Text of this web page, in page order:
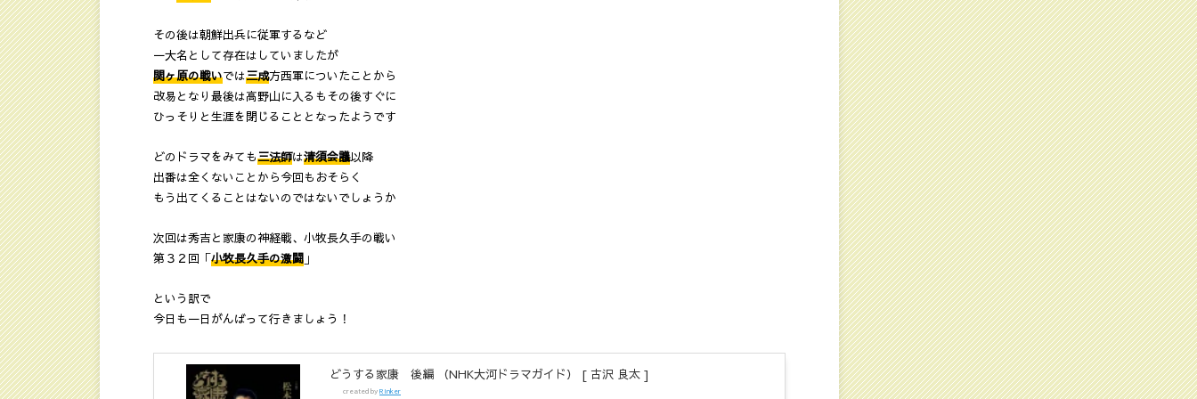
その後は朝鮮出兵に従軍するなど
一大名として存在はしていましたが
関ヶ原の戦いでは三成方西軍についたことから
改易となり最後は高野山に入るもその後すぐに
ひっそりと生涯を閉じることとなったようです
どのドラマをみても三法師は清須会議以降
出番は全くないことから今回もおそらく
もう出てくることはないのではないでしょうか
次回は秀吉と家康の神経戦、小牧長久手の戦い
第３２回「小牧長久手の激闘 」
という訳で
今日も一日がんばって行きましょう！
どうする家康 後編 （NHK大河ドラマガイド） [ 古沢 良太 ]
created byRinker